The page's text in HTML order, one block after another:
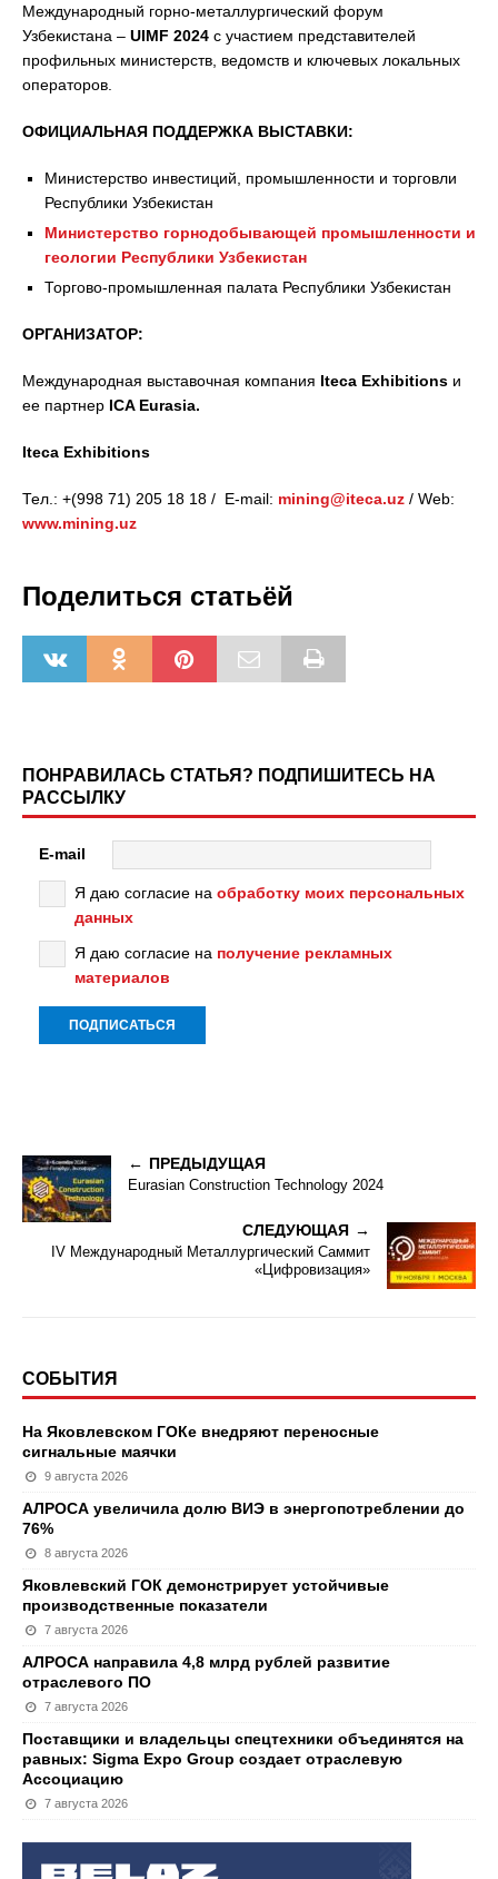
Международный горно-металлургический форум
Узбекистана – UIMF 2024 с участием представителей
профильных министерств, ведомств и ключевых локальных
операторов.
ОФИЦИАЛЬНАЯ ПОДДЕРЖКА ВЫСТАВКИ:
Министерство инвестиций, промышленности и торговли
Республики Узбекистан
Министерство горнодобывающей промышленности и
геологии Республики Узбекистан
Торгово-промышленная палата Республики Узбекистан
ОРГАНИЗАТОР:
Международная выставочная компания Iteca Exhibitions и
ее партнер ICA Eurasia.
Iteca Exhibitions
Тел.: +(998 71) 205 18 18 / E-mail: mining@iteca.uz / Web:
www.mining.uz
Поделиться статьёй
ПОНРАВИЛАСЬ СТАТЬЯ? ПОДПИШИТЕСЬ НА
РАССЫЛКУ
E-mail
Я даю согласие на обработку моих персональных
данных
Я даю согласие на получение рекламных
материалов
ПРЕДЫДУЩАЯ
Eurasian Construction Technology 2024
СЛЕДУЮЩАЯ
IV Международный Металлургический Саммит
«Цифровизация»
СОБЫТИЯ
На Яковлевском ГОКе внедряют переносные
сигнальные маячки
9 августа 2026
АЛРОСА увеличила долю ВИЭ в энергопотреблении до
76%
8 августа 2026
Яковлевский ГОК демонстрирует устойчивые
производственные показатели
7 августа 2026
АЛРОСА направила 4,8 млрд рублей развитие
отраслевого ПО
7 августа 2026
Поставщики и владельцы спецтехники объединятся на
равных: Sigma Expo Group создает отраслевую
Ассоциацию
7 августа 2026